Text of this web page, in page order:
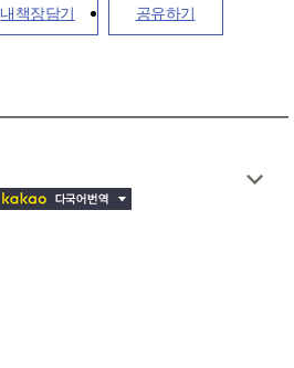
내책장담기 공유하기